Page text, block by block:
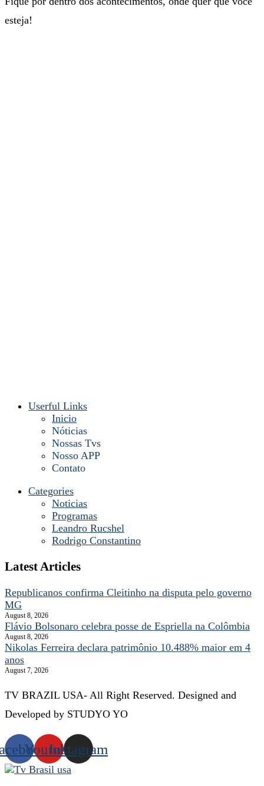
esteja!
Userful Links
Inicio
Nóticias
Nossas Tvs
Nosso APP
Contato
Categories
Noticias
Programas
Leandro Rucshel
Rodrigo Constantino
Latest Articles
Republicanos confirma Cleitinho na disputa pelo governo
MG
August 8, 2026
Flávio Bolsonaro celebra posse de Espriella na Colômbia
August 8, 2026
Nikolas Ferreira declara patrimônio 10.488% maior em 4
anos
August 7, 2026
TV BRAZIL USA- All Right Reserved. Designed and
Developed by STUDYO YO
YoutubeInstagram